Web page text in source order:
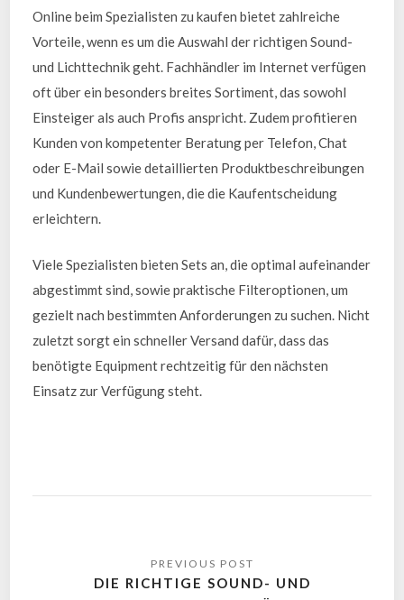
Online beim Spezialisten zu kaufen bietet zahlreiche
Vorteile, wenn es um die Auswahl der richtigen Sound-
und Lichttechnik geht. Fachhändler im Internet verfügen
oft über ein besonders breites Sortiment, das sowohl
Einsteiger als auch Profis anspricht. Zudem profitieren
Kunden von kompetenter Beratung per Telefon, Chat
oder E-Mail sowie detaillierten Produktbeschreibungen
und Kundenbewertungen, die die Kaufentscheidung
erleichtern.
Viele Spezialisten bieten Sets an, die optimal aufeinander
abgestimmt sind, sowie praktische Filteroptionen, um
gezielt nach bestimmten Anforderungen zu suchen. Nicht
zuletzt sorgt ein schneller Versand dafür, dass das
benötigte Equipment rechtzeitig für den nächsten
Einsatz zur Verfügung steht.
DIE RICHTIGE SOUND- UND